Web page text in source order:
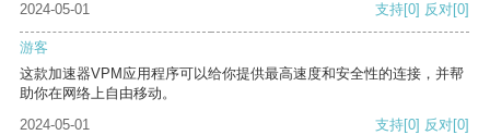
2024-05-01
支持[0] 反对[0]
游客
这款加速器VPM应用程序可以给你提供最高速度和安全性的连接，并帮
助你在网络上自由移动。
2024-05-01
支持[0] 反对[0]